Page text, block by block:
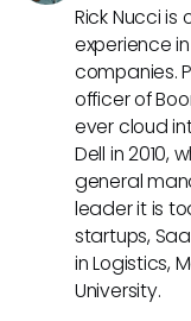
Rick Nucci
experience
companies.
officer of
ever cloud
Dell in 2010,
general
leader it is
startups,
in Logistics,
University.